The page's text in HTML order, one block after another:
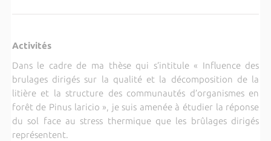
Activités
Dans le cadre de ma thèse qui s’intitule « Influence des
brulages dirigés sur la qualité et la décomposition de la
litière et la structure des communautés d’organismes en
forêt de Pinus laricio », je suis amenée à étudier la réponse
du sol face au stress thermique que les brûlages dirigés
représentent.